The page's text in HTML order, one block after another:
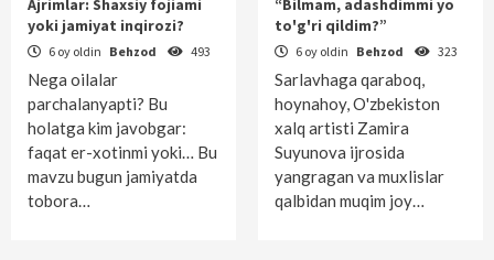
Ajrimlar: Shaxsiy fojiami
yoki jamiyat inqirozi?
6 oy oldin Behzod 493
Nega oilalar
parchalanyapti? Bu
holatga kim javobgar:
faqat er-xotinmi yoki… Bu
mavzu bugun jamiyatda
tobora…
“Bilmam, adashdimmi yo
to'g'ri qildim?”
6 oy oldin Behzod 323
Sarlavhaga qaraboq,
hoynahoy, O'zbekiston
xalq artisti Zamira
Suyunova ijrosida
yangragan va muxlislar
qalbidan muqim joy…